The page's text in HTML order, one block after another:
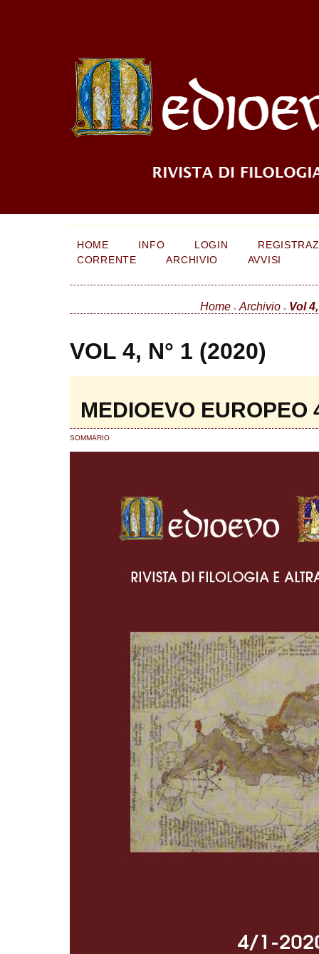
HOME INFO LOGIN
CORRENTE
ARCHIVIO AVVISI
Home > Archivio > Vol
VOL 4, N° 1 (2020)
MEDIOEVO EUROPEO
SOMMARIO